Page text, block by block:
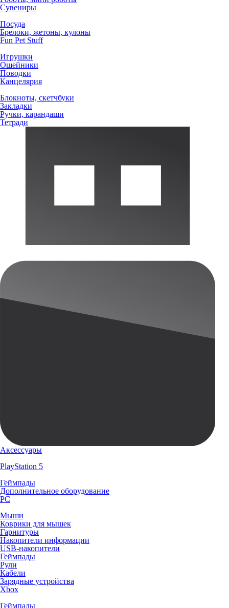
Сувениры
Посуда
Брелоки, жетоны, кулоны
Fun Pet Stuff
Игрушки
Ошейники
Поводки
Канцелярия
Блокноты, скетчбуки
Закладки
Ручки, карандаши
Тетради
Аксессуары
PlayStation 5
Геймпады
Дополнительное оборудование
PC
Мыши
Коврики для мышек
Гарнитуры
Накопители информации
USB-накопители
Геймпады
Рули
Кабели
Зарядные устройства
Xbox
Геймпады